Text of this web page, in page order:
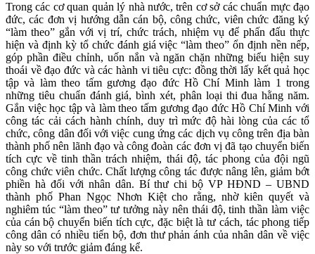
Trong các cơ quan quản lý nhà nước, trên cơ sở các chuẩn mực đạo
đức, các đơn vị hướng dẫn cán bộ, công chức, viên chức đăng ký
“làm theo” gắn với vị trí, chức trách, nhiệm vụ để phấn đấu thực
hiện và định kỳ tổ chức đánh giá việc “làm theo” ổn định nền nếp,
góp phần điều chỉnh, uốn nắn và ngăn chặn những biểu hiện suy
thoái về đạo đức và các hành vi tiêu cực: đồng thời lấy kết quả học
tập và làm theo tấm gương đạo đức Hồ Chí Minh làm 1 trong
những tiêu chuẩn đánh giá, bình xét, phân loại thi đua hằng năm.
Gắn việc học tập và làm theo tấm gương đạo đức Hồ Chí Minh với
công tác cải cách hành chính, duy trì mức độ hài lòng của các tổ
chức, công dân đối với việc cung ứng các dịch vụ công trên địa bàn
thành phố nên lãnh đạo và công đoàn các đơn vị đã tạo chuyển biến
tích cực về tinh thần trách nhiệm, thái độ, tác phong của đội ngũ
công chức viên chức. Chất lượng công tác được nâng lên, giảm bớt
phiền hà đối với nhân dân. Bí thư chi bộ VP HĐND – UBND
thành phố Phan Ngọc Nhơn Kiệt cho rằng, nhờ kiên quyết và
nghiêm túc “làm theo” tư tưởng này nên thái độ, tinh thần làm việc
của cán bộ chuyển biến tích cực, đặc biệt là tư cách, tác phong tiếp
công dân có nhiều tiến bộ, đơn thư phản ánh của nhân dân về việc
này so với trước giảm đáng kể.